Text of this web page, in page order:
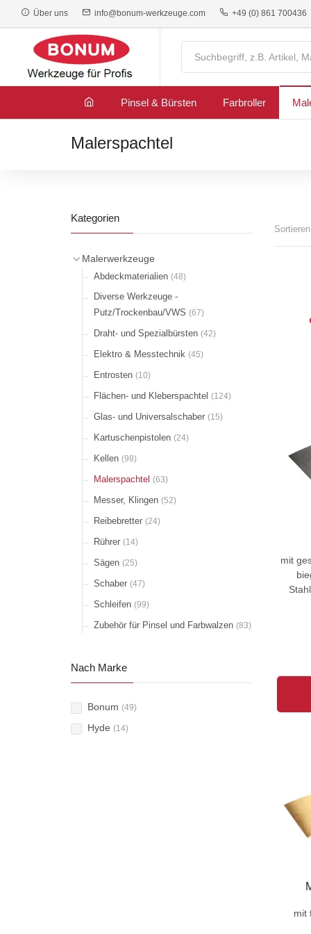
Über uns info@bonum-werkzeuge.com +49 (0) 861 700436
Pinsel & Bürsten Farbroller
Malerspachtel
Kategorien
Malerwerkzeuge
Abdeckmaterialien (48)
Diverse Werkzeuge -
Putz/Trockenbau/VWS (67)
Draht- und Spezialbürsten (42)
Elektro & Messtechnik (45)
Entrosten (10)
Flächen- und Kleberspachtel (124)
Glas- und Universalschaber (15)
Kartuschenpistolen (24)
Kellen (98)
Malerspachtel (63)
Messer, Klingen (52)
Reibebretter (24)
Rührer (14)
Sägen (25)
Schaber (47)
Schleifen (99)
Zubehör für Pinsel und Farbwalzen (83)
Nach Marke
Bonum (49)
Hyde (14)
mit
mit